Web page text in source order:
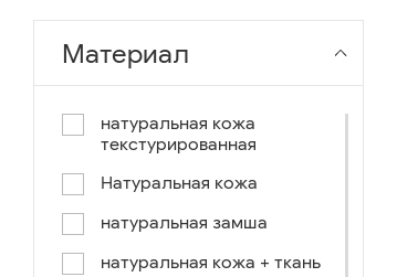
светло-голубой
чёрный-коричневый
комбинированный
коричнево-зеленый
коричневый-синий
коричневый/светло-
Материал
натуральная кожа
текстурированная
Натуральная кожа
натуральная замша
натуральная кожа + ткань